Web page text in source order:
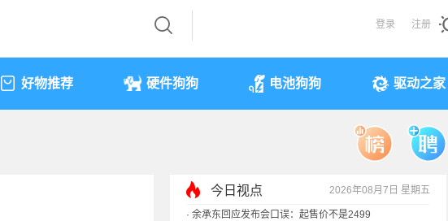
登录 注册
好物推荐 硬件狗狗 电池狗狗 驱动之家
今日视点 2026年08月7日 星期五
· 余承东回应发布会口误：起售价不是2499